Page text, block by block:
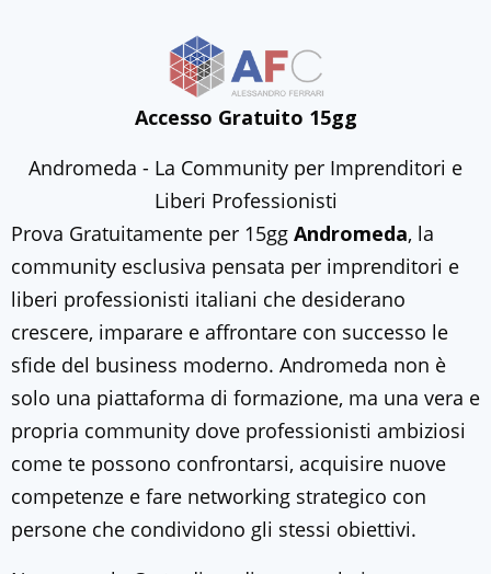
Accesso Gratuito 15gg
Andromeda - La Community per Imprenditori e
Liberi Professionisti
Prova Gratuitamente per 15gg Andromeda, la
community esclusiva pensata per imprenditori e
liberi professionisti italiani che desiderano
crescere, imparare e affrontare con successo le
sfide del business moderno. Andromeda non è
solo una piattaforma di formazione, ma una vera e
propria community dove professionisti ambiziosi
come te possono confrontarsi, acquisire nuove
competenze e fare networking strategico con
persone che condividono gli stessi obiettivi.